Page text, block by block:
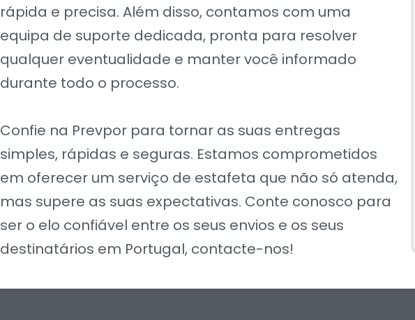
rápida e precisa. Além disso, contamos com uma
equipa de suporte dedicada, pronta para resolver
qualquer eventualidade e manter você informado
durante todo o processo.
Confie na Prevpor para tornar as suas entregas
simples, rápidas e seguras. Estamos comprometidos
em oferecer um serviço de estafeta que não só atenda,
mas supere as suas expectativas. Conte conosco para
ser o elo confiável entre os seus envios e os seus
destinatários em Portugal, contacte-nos!